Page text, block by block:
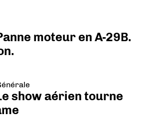
moteur en A-29B.
show aérien tourne